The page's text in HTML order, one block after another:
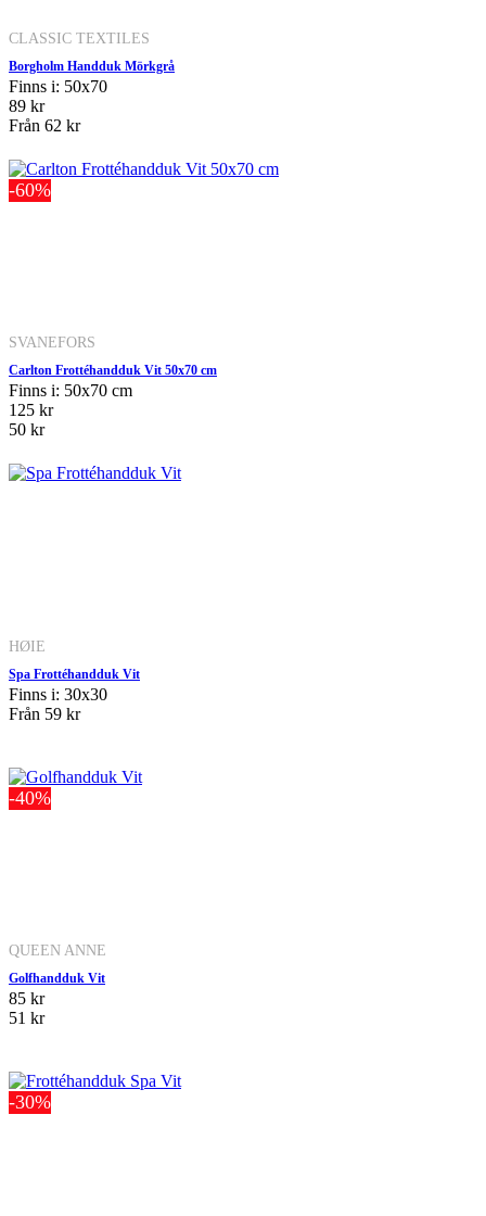
CLASSIC TEXTILES
Borgholm Handduk Mörkgrå
Finns i: 50x70
89 kr
Från 62 kr
-60%
SVANEFORS
Carlton Frottéhandduk Vit 50x70 cm
Finns i: 50x70 cm
125 kr
50 kr
HØIE
Spa Frottéhandduk Vit
Finns i: 30x30
Från 59 kr
-40%
QUEEN ANNE
Golfhandduk Vit
85 kr
51 kr
-30%